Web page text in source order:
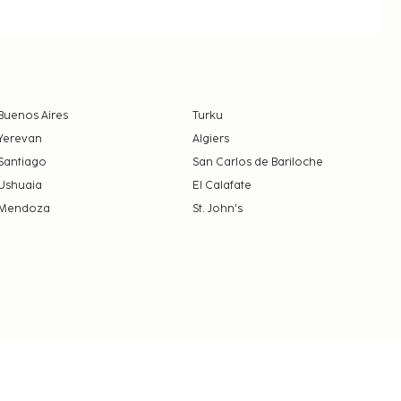
Aires
Turku
Algiers
San Carlos de Bariloche
El Calafate
St. John's